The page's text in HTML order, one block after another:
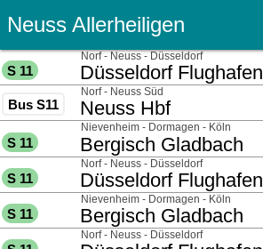
Neuss Allerheiligen
S 11 nach
Düsseldorf
über
Norf - Neuss - Düsseldorf
Bus S11 nach
Neuss Hbf
über
Norf - Neuss Süd
S 11 nach
Bergisch Gladbach
über
Nievenheim - Dormagen - Köln
S 11 nach
Düsseldorf
über
Norf - Neuss - Düsseldorf
S 11 nach
Bergisch Gladbach
über
Nievenheim - Dormagen - Köln
über
Norf - Neuss - Düsseldorf